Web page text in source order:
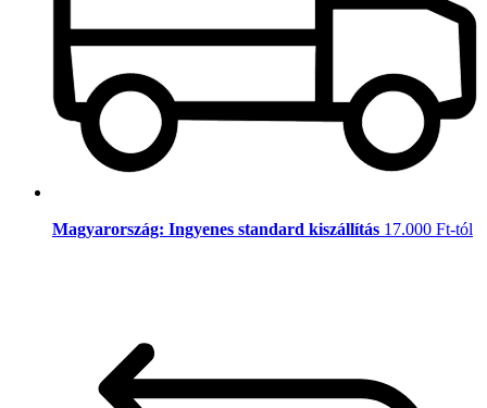
Magyarország: Ingyenes standard kiszállítás 17.000 Ft-tól